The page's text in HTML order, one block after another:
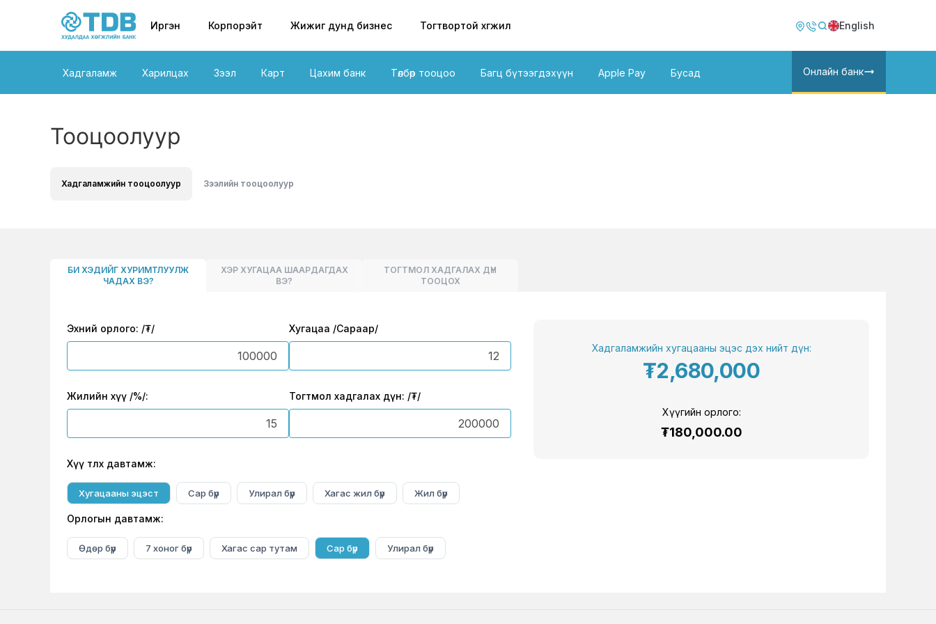
Иргэн Корпорэйт Жижиг дунд бизнес Тогтвортой хөгжил Image
Image English
Хадгаламж Харилцах Зээл Карт Цахим банк Төлбөр тооцоо Багц бүтээгдэхүүн Apple Pay Бусад Онлайн банк
Тооцоолуур
Хадгаламжийн тооцоолуур Зээлийн тооцоолуур
БИ ХЭДИЙГ ХУРИМТЛУУЛЖ
ЧАДАХ ВЭ?
ХЭР ХУГАЦАА ШААРДАГДАХ
ВЭ?
ТОГТМОЛ ХАДГАЛАХ ДҮН
ТООЦОХ
Эхний орлого: /₮/ Хугацаа /Сараар/
Жилийн хүү /%/: Тогтмол хадгалах дүн: /₮/
Хүү төлөх давтамж:
Хугацааны эцэст Сар бүр Улирал бүр Хагас жил бүр Жил бүр
Орлогын давтамж:
Өдөр бүр 7 хоног бүр Хагас сар тутам Сар бүр Улирал бүр
Хадгаламжийн хугацааны эцэс дэх нийт дүн:
₮2,680,000
Хүүгийн орлого:
₮180,000.00